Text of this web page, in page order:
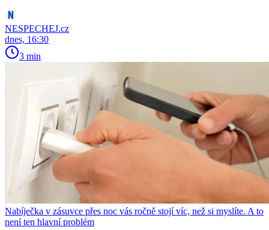
NESPECHEJ.cz
dnes, 16:30
3 min
Nabíječka v zásuvce přes noc vás ročně stojí víc, než si myslíte. A to
není ten hlavní problém